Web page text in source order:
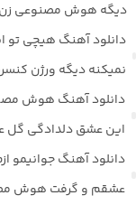
دیگه هوش مصنوعی زن
دانلود آهنگ هیچی تو
نمیکنه دیگه ورژن
دانلود آهنگ هوش
این عشق دلدادگی گل
دانلود آهنگ جوانیمو
عشقم و گرفت هوش